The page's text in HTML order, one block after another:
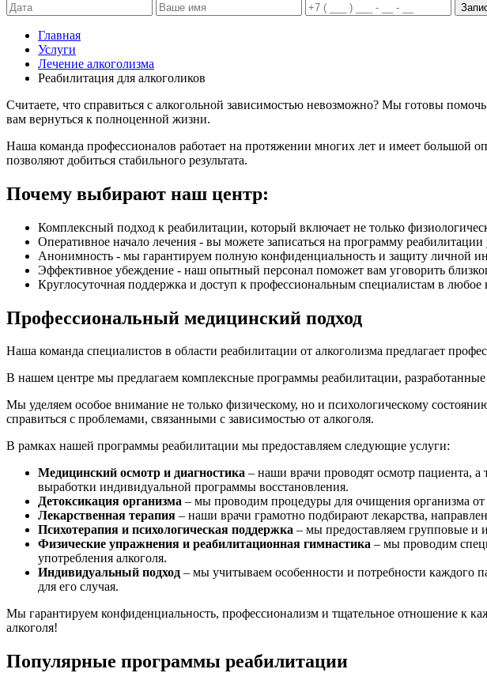
Главная
Услуги
Лечение алкоголизма
Реабилитация для алкоголиков
Считаете, что справиться с алкогольной зависимостью невозможно? Мы готовы
вам вернуться к полноценной жизни.
Наша команда профессионалов работает на протяжении многих лет и имеет большой
позволяют добиться стабильного результата.
Почему выбирают наш центр:
Комплексный подход к реабилитации, который включает не только
Оперативное начало лечения - вы можете записаться на программу реабилитации
Анонимность - мы гарантируем полную конфиденциальность и защиту личной
Эффективное убеждение - наш опытный персонал поможет вам уговорить
Круглосуточная поддержка и доступ к профессиональным специалистам в любое
Профессиональный медицинский подход
Наша команда специалистов в области реабилитации от алкоголизма предлагает
В нашем центре мы предлагаем комплексные программы реабилитации,
Мы уделяем особое внимание не только физическому, но и психологическому
справиться с проблемами, связанными с зависимостью от алкоголя.
В рамках нашей программы реабилитации мы предоставляем следующие услуги:
Медицинский осмотр и диагностика – наши врачи проводят осмотр пациента, а
выработки индивидуальной программы восстановления.
Детоксикация организма – мы проводим процедуры для очищения организма от
Лекарственная терапия – наши врачи грамотно подбирают лекарства,
Психотерапия и психологическая поддержка – мы предоставляем групповые и
Физические упражнения и реабилитационная гимнастика – мы проводим
употребления алкоголя.
Индивидуальный подход – мы учитываем особенности и потребности каждого
для его случая.
Мы гарантируем конфиденциальность, профессионализм и тщательное отношение к
алкоголя!
Популярные программы реабилитации